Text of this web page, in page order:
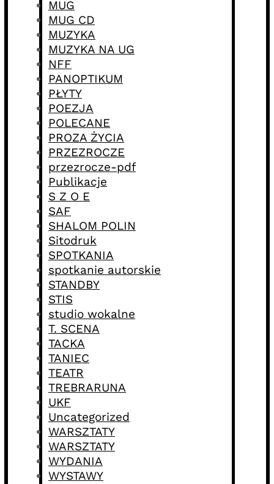
MUG
MUG CD
MUZYKA
MUZYKA NA UG
NFF
PANOPTIKUM
PŁYTY
POEZJA
POLECANE
PROZA ŻYCIA
PRZEZROCZE
przezrocze-pdf
Publikacje
S Z O E
SAF
SHALOM POLIN
Sitodruk
SPOTKANIA
spotkanie autorskie
STANDBY
STIS
studio wokalne
T. SCENA
TACKA
TANIEC
TEATR
TREBRARUNA
UKF
Uncategorized
WARSZTATY
WARSZTATY
WYDANIA
WYSTAWY